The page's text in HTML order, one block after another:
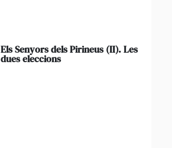
Els Senyors dels Pirineus (II). Les
dues eleccions